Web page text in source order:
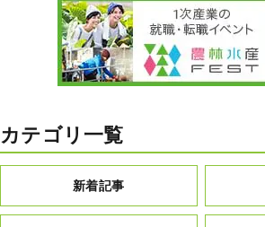
カテゴリ一覧
新着記事